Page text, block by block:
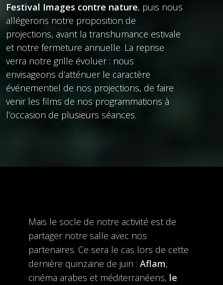
Festival Images contre nature, puis nous
allégerons notre proposition de
projections, avant la transhumance estivale
et notre fermeture annuelle. La reprise
verra notre grille évoluer : nous
envisageons d’atténuer le caractère
événementiel de nos projections, de faire
venir les films de nos programmations à
l’occasion de plusieurs séances.
Mais le socle de notre activité est de
partager notre salle avec nos
partenaires. Ce sera le cas lors de cette
dernière quinzaine de juin : Aflam,
cinéma arabes et méditerranéens, le